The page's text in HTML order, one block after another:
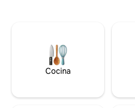
poca distancia en coche para visitar las
calles principales de Westhampton y
Southampton.
Cocina